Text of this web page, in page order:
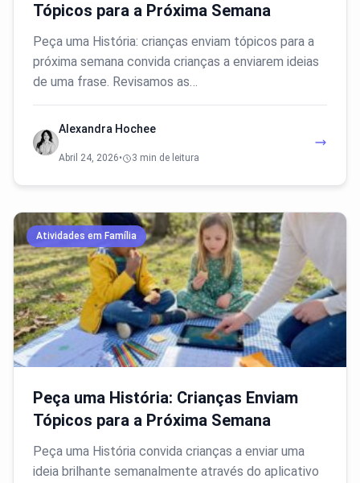
Tópicos para a Próxima Semana
Peça uma História: crianças enviam tópicos para a
próxima semana convida crianças a enviarem ideias
de uma frase. Revisamos as…
Alexandra Hochee
Abril 24, 2026• 3 min de leitura
Atividades em Família
Peça uma História: Crianças Enviam
Tópicos para a Próxima Semana
Peça uma História convida crianças a enviar uma
ideia brilhante semanalmente através do aplicativo